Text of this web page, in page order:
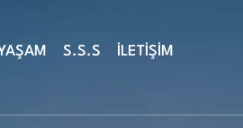
S.S.S İLETİŞİM